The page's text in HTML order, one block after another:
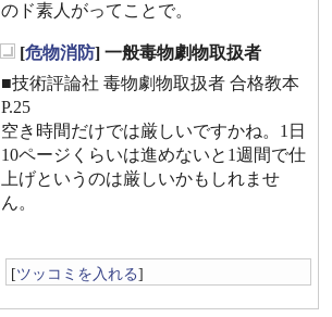
のド素人がってことで。
[危物消防] 一般毒物劇物取扱者
■技術評論社 毒物劇物取扱者 合格教本
P.25
空き時間だけでは厳しいですかね。1日
10ページくらいは進めないと1週間で仕
上げというのは厳しいかもしれませ
ん。
[ツッコミを入れる]